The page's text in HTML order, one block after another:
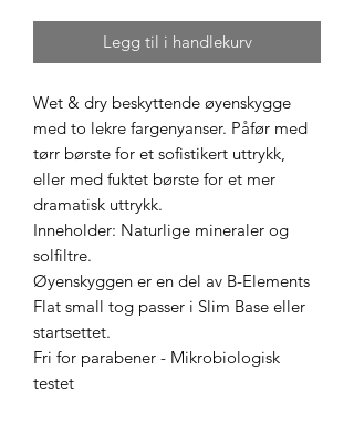
Legg til i handlekurv
Wet & dry beskyttende øyenskygge
med to lekre fargenyanser. Påfør med
tørr børste for et sofistikert uttrykk,
eller med fuktet børste for et mer
dramatisk uttrykk.
Inneholder: Naturlige mineraler og
solfiltre.
Øyenskyggen er en del av B-Elements
Flat small tog passer i Slim Base eller
startsettet.
Fri for parabener - Mikrobiologisk
testet